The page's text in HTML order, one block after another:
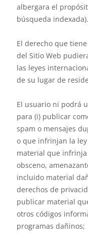
albergara el
búsqueda indexada).
El derecho que
del Sitio Web
las leyes
de su lugar de
El usuario ni podrá
para (i) publicar
spam o mensajes
o que infrinjan la
material que infrinja
obsceno,
incluido material
derechos de
publicar material
otros códigos
programas dañinos;